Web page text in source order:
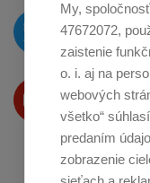
My,
47672072,
zaistenie
o. i. aj na
webových
všetko“
predaním
zobrazenie
O novinkách
na
Produkty
na